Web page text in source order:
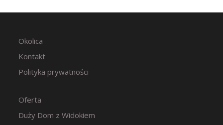
Okolica
Kontakt
Polityka prywatności
Oferta
Duży Dom z Widokiem